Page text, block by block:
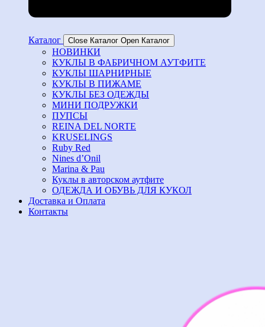
Каталог Close Каталог Open Каталог
НОВИНКИ
КУКЛЫ В ФАБРИЧНОМ АУТФИТЕ
КУКЛЫ ШАРНИРНЫЕ
КУКЛЫ В ПИЖАМЕ
КУКЛЫ БЕЗ ОДЕЖДЫ
МИНИ ПОДРУЖКИ
ПУПСЫ
REINA DEL NORTE
KRUSELINGS
Ruby Red
Nines d’Onil
Marina & Pau
Куклы в авторском аутфите
ОДЕЖДА И ОБУВЬ ДЛЯ КУКОЛ
Доставка и Оплата
Контакты